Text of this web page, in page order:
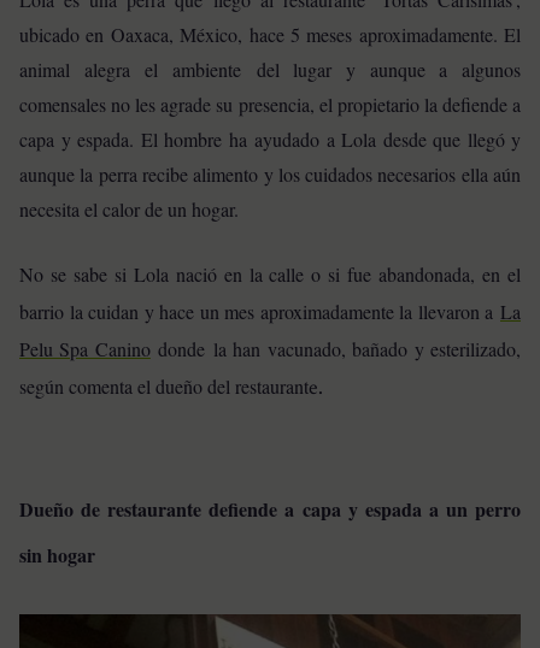
ubicado en Oaxaca, México, hace 5 meses aproximadamente. El
animal alegra el ambiente del lugar y aunque a algunos
comensales no les agrade su presencia, el propietario la defiende a
capa y espada. El hombre ha ayudado a Lola desde que llegó y
aunque la perra recibe alimento y los cuidados necesarios ella aún
necesita el calor de un hogar.
No se sabe si Lola nació en la calle o si fue abandonada, en el
barrio la cuidan y hace un mes aproximadamente la llevaron a La
Pelu Spa Caninodonde la han vacunado, bañado y esterilizado,
según comenta el dueño del restaurante.
Dueño de restaurante defiende a capa y espada a un perro
sin hogar